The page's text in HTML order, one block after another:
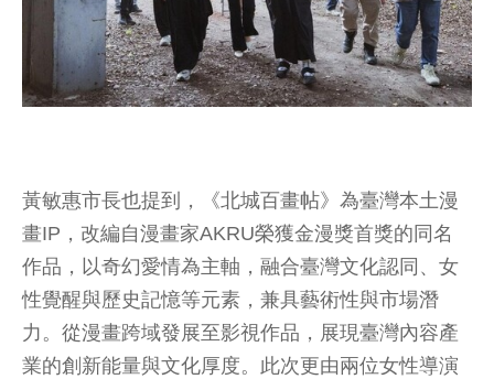
黃敏惠市長也提到，《北城百畫帖》為臺灣本土漫
畫IP，改編自漫畫家AKRU榮獲金漫獎首獎的同名
作品，以奇幻愛情為主軸，融合臺灣文化認同、女
性覺醒與歷史記憶等元素，兼具藝術性與市場潛
力。從漫畫跨域發展至影視作品，展現臺灣內容產
業的創新能量與文化厚度。此次更由兩位女性導演